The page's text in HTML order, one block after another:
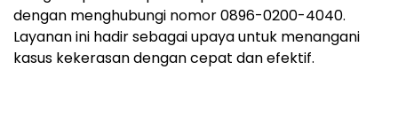
dengan menghubungi nomor 0896-0200-4040.
Layanan ini hadir sebagai upaya untuk menangani
kasus kekerasan dengan cepat dan efektif.